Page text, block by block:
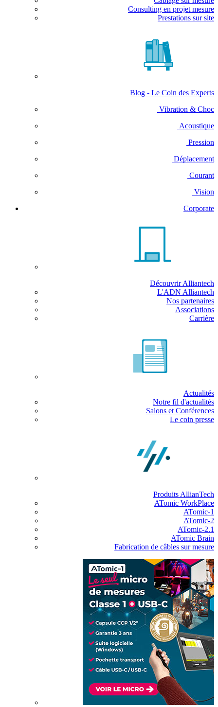
Consulting en projet mesure
Prestations sur site
Blog - Le Coin des Experts
Vibration & Choc
Acoustique
Pression
Déplacement
Courant
Vision
Corporate
Découvrir Alliantech
L'ADN Alliantech
Nos partenaires
Associations
Carrière
Actualités
Notre fil d'actualités
Salons et Conférences
Le coin presse
Produits AllianTech
ATomic WorkPlace
ATomic-1
ATomic-2
ATomic-2.1
ATomic Brain
Fabrication de câbles sur mesure